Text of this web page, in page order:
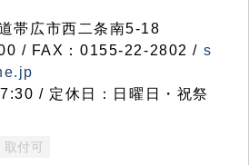
帯広市西二条南5-18
/ FAX：0155-22-2802 / s
/ 定休日：日曜日・祝祭
取付可